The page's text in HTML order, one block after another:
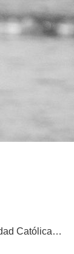
Católica…